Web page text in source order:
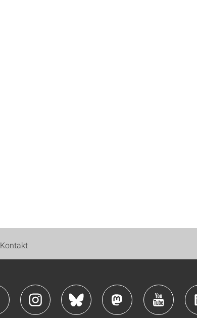
Kontakt